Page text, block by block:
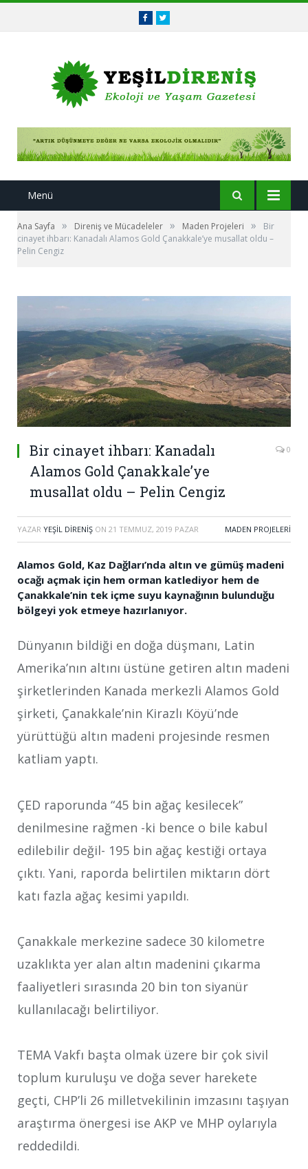
FacebookTwitter
Menü
Ana Sayfa » Direniş ve Mücadeleler » Maden Projeleri »
Bir
cinayet ihbarı: Kanadalı Alamos Gold Çanakkale’ye musallat oldu –
Pelin Cengiz
Bir cinayet ihbarı: Kanadalı
Alamos Gold Çanakkale’ye
musallat oldu – Pelin Cengiz
0
YAZAR YEŞIL DIRENIŞ ON 21 TEMMUZ, 2019 PAZAR MADEN PROJELERI
Alamos Gold, Kaz Dağları’nda altın ve gümüş madeni
ocağı açmak için hem orman katlediyor hem de
Çanakkale’nin tek içme suyu kaynağının bulunduğu
bölgeyi yok etmeye hazırlanıyor.
Dünyanın bildiği en doğa düşmanı, Latin
Amerika’nın altını üstüne getiren altın madeni
şirketlerinden Kanada merkezli Alamos Gold
şirketi, Çanakkale’nin Kirazlı Köyü’nde
yürüttüğü altın madeni projesinde resmen
katliam yaptı.
ÇED raporunda “45 bin ağaç kesilecek”
denilmesine rağmen -ki bence o bile kabul
edilebilir değil- 195 bin ağaç kestiği ortaya
çıktı. Yani, raporda belirtilen miktarın dört
katı fazla ağaç kesimi yapıldı.
Çanakkale merkezine sadece 30 kilometre
uzaklıkta yer alan altın madenini çıkarma
faaliyetleri sırasında 20 bin ton siyanür
kullanılacağı belirtiliyor.
TEMA Vakfı başta olmak üzere bir çok sivil
toplum kuruluşu ve doğa sever harekete
geçti, CHP’li 26 milletvekilinin imzasını taşıyan
araştırma önergesi ise AKP ve MHP oylarıyla
reddedildi.